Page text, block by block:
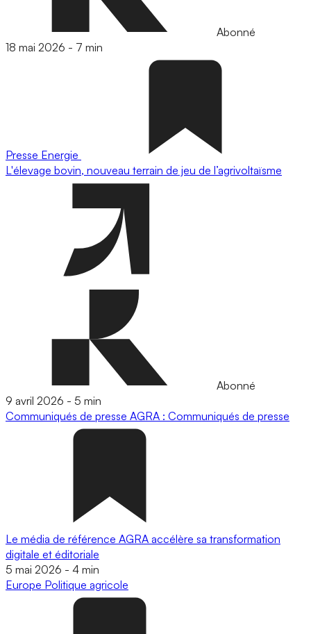
Abonné
18 mai 2026 - 7 min
Presse Energie
L'élevage bovin, nouveau terrain de jeu de l’agrivoltaïsme
Abonné
9 avril 2026 - 5 min
Communiqués de presse AGRA : Communiqués de presse
Le média de référence AGRA accélère sa transformation
digitale et éditoriale
5 mai 2026 - 4 min
Europe Politique agricole